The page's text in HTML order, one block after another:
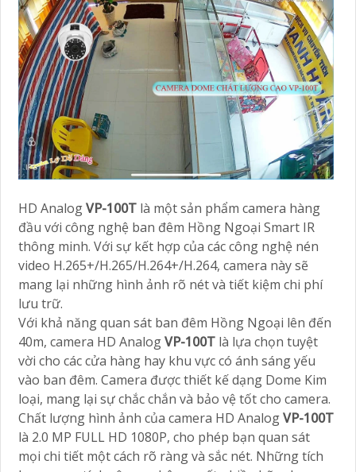
HD AnalogVP-100T là một sản phẩm camera hàng
đầu với công nghệ ban đêm Hồng Ngoại Smart IR
thông minh. Với sự kết hợp của các công nghệ nén
video H.265+/H.265/H.264+/H.264, camera này sẽ
mang lại những hình ảnh rõ nét và tiết kiệm chi phí
lưu trữ.
Với khả năng quan sát ban đêm Hồng Ngoại lên đến
40m, camera HD AnalogVP-100T là lựa chọn tuyệt
vời cho các cửa hàng hay khu vực có ánh sáng yếu
vào ban đêm. Camera được thiết kế dạng Dome Kim
loại, mang lại sự chắc chắn và bảo vệ tốt cho camera.
Chất lượng hình ảnh của camera HD AnalogVP-100T
là 2.0 MP FULL HD 1080P, cho phép bạn quan sát
mọi chi tiết một cách rõ ràng và sắc nét. Những tích